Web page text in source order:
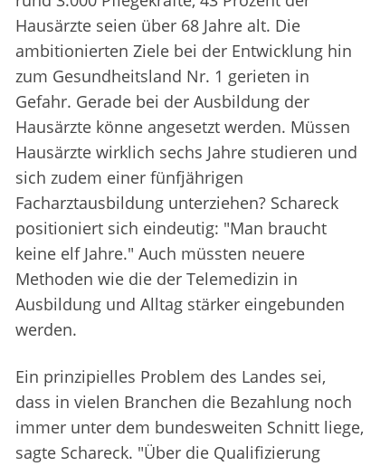
Hausärzte seien über 68 Jahre alt. Die
ambitionierten Ziele bei der Entwicklung hin
zum Gesundheitsland Nr. 1 gerieten in
Gefahr. Gerade bei der Ausbildung der
Hausärzte könne angesetzt werden. Müssen
Hausärzte wirklich sechs Jahre studieren und
sich zudem einer fünfjährigen
Facharztausbildung unterziehen? Schareck
positioniert sich eindeutig: "Man braucht
keine elf Jahre." Auch müssten neuere
Methoden wie die der Telemedizin in
Ausbildung und Alltag stärker eingebunden
werden.
Ein prinzipielles Problem des Landes sei,
dass in vielen Branchen die Bezahlung noch
immer unter dem bundesweiten Schnitt liege,
sagte Schareck. "Über die Qualifizierung